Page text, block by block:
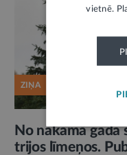
ZIŅA
No nākamā gada
trijos līmeņos.
vietnē.